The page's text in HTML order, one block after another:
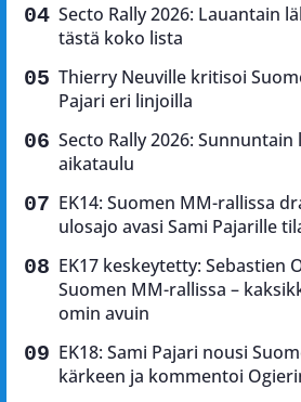
Secto Rally 2026: Lauantain
tästä koko lista
Thierry Neuville kritisoi
Pajari eri linjoilla
Secto Rally 2026:
aikataulu
EK14: Suomen MM-rallissa
ulosajo avasi Sami Pajarille
EK17 keskeytetty: Sebastien
Suomen MM-rallissa –
omin avuin
EK18: Sami Pajari nousi
kärkeen ja kommentoi